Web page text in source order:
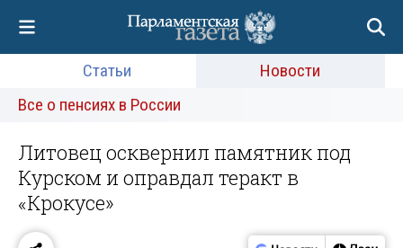
Статьи
Новости
Все о пенсиях в России
Литовец осквернил памятник под
Курском и оправдал теракт в
«Крокусе»